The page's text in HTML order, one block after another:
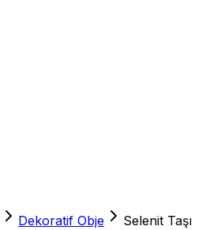
Dekoratif Obje
Selenit Taşı